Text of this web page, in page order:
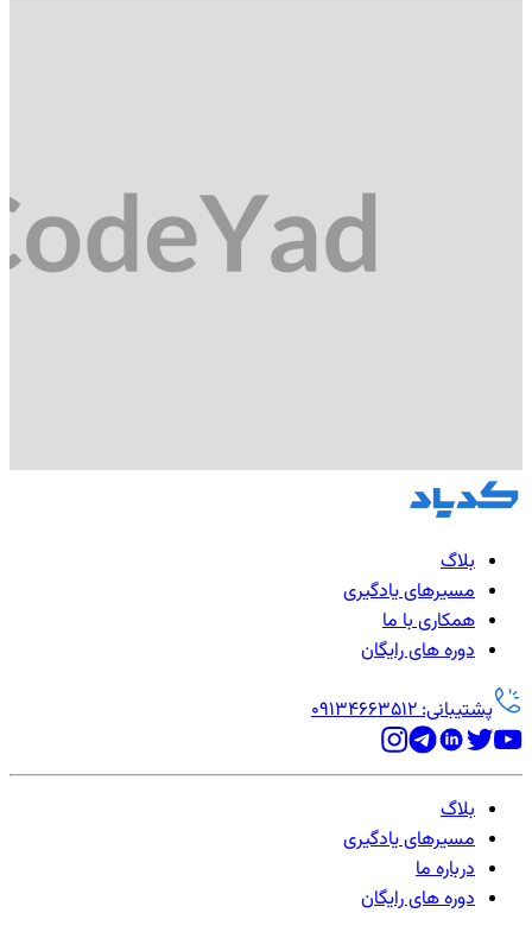
بلاگ
مسیرهای یادگیری
همکاری با ما
دوره های رایگان
پشتیبانی: 09134663512
بلاگ
مسیرهای یادگیری
درباره ما
دوره های رایگان